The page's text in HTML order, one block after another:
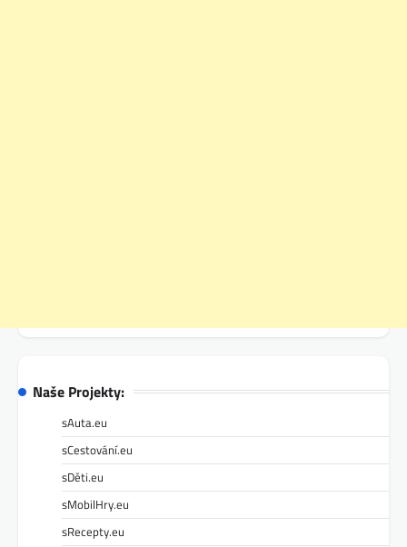
Naše Projekty:
sAuta.eu
sCestování.eu
sDěti.eu
sMobilHry.eu
sRecepty.eu